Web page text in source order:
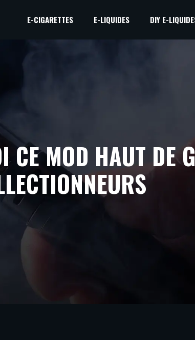
E-CIGARETTES E-LIQUIDES DIY E-
MOD HAUT DE